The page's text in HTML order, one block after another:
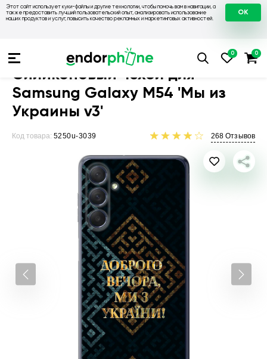
Этот сайт использует куки-файлы и другие технологии, чтобы помочь вам в навигации, а
также предоставить лучший пользовательский опыт, анализировать использование
наших продуктов и услуг, повысить качество рекламных и маркетинговых активностей.
OK
Чехлы на Samsung Чехол для
Силиконовый чехол для
Samsung Galaxy M54 'Мы из
Украины v3'
Код товара: 5250u-3039 268 Отзывов